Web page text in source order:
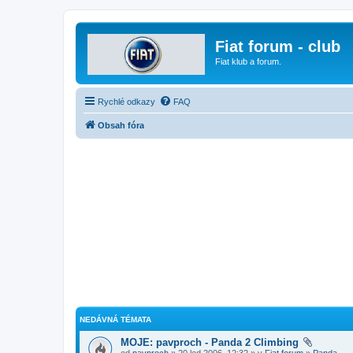
Fiat forum - club
Fiat klub a forum.
Rychlé odkazy FAQ
Obsah fóra
NEDÁVNÁ TÉMATA
MOJE: pavproch - Panda 2 Climbing